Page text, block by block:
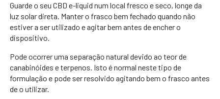
Guarde o seu CBD e-liquid num local fresco e seco, longe da
luz solar direta. Manter o frasco bem fechado quando não
estiver a ser utilizado e agitar bem antes de encher o
dispositivo.
Pode ocorrer uma separação natural devido ao teor de
canabinóides e terpenos. Isto é normal neste tipo de
formulação e pode ser resolvido agitando bem o frasco antes
de o utilizar.